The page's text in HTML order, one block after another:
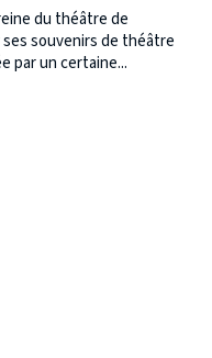
du théâtre de
souvenirs de théâtre
par un certaine...